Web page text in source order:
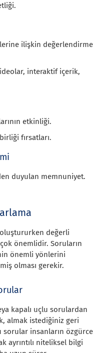
ilişkin değerlendirme
interaktif içerik,
etkinliği.
fırsatları.
duyulan memnuniyet.
değerli
önemlidir. Soruların
önemli yönlerini
olması gerekir.
kapalı uçlu sorulardan
almak istediğiniz geri
insanların özgürce
ayrıntılı niteliksel bilgi